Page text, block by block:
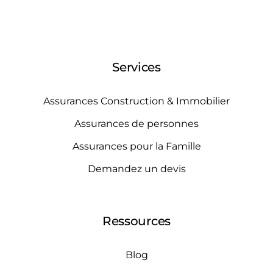
Services
Assurances Construction & Immobilier
Assurances de personnes
Assurances pour la Famille
Demandez un devis
Ressources
Blog